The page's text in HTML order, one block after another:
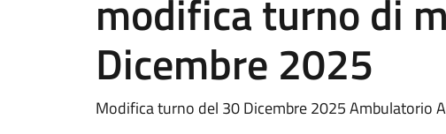
modifica turno di
Dicembre 2025
Modifica turno del 30 Dicembre 2025 Ambulatorio